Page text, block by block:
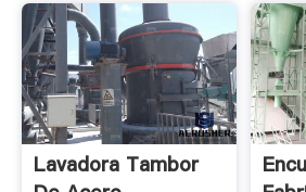
Lavadora Tambor